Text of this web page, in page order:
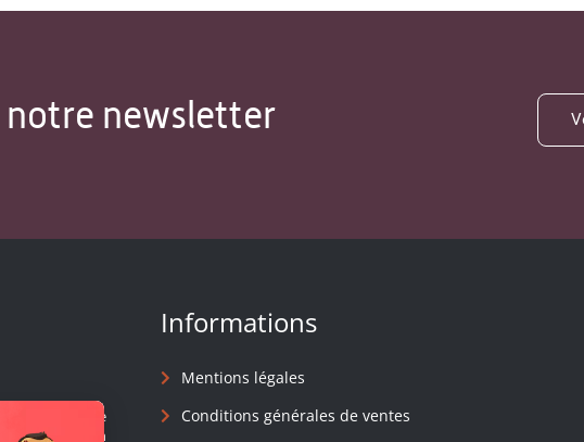
notre newsletter
de l'Homme
en
Informations
Mentions légales
Conditions générales de ventes